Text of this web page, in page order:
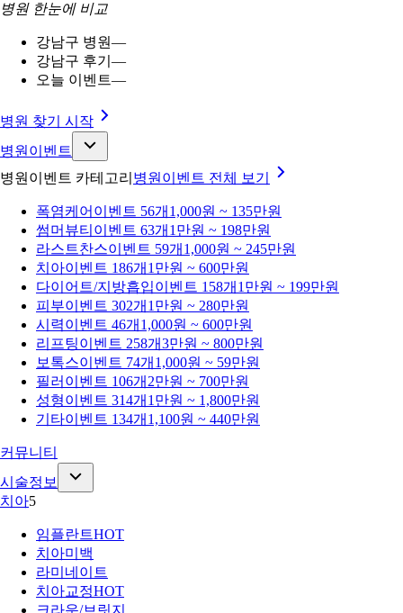
병원 한눈에 비교
강남구 병원—
강남구 후기 —
오늘 이벤트—
병원 찾기 시작
병원이벤트
병원이벤트 카테고리 병원이벤트 전체 보기
폭염케어 이벤트 56개 1,000원 ~ 135만원
썸머뷰티 이벤트 63개 1만원 ~ 198만원
라스트찬스이벤트 59개 1,000원 ~ 245만원
치아이벤트 186개 1만원 ~ 600만원
다이어트/지방흡입이벤트 158개 1만원 ~ 199만원
피부이벤트 302개 1만원 ~ 280만원
시력이벤트 46개 1,000원 ~ 600만원
리프팅이벤트 258개3만원 ~ 800만원
보톡스이벤트 74개 1,000원 ~ 59만원
필러 이벤트 106개 2만원 ~ 700만원
성형이벤트 314개 1만원 ~ 1,800만원
기타이벤트 134개 1,100원 ~ 440만원
커뮤니티
시술정보
치아5
임플란트HOT
치아미백
라미네이트
치아교정HOT
크라운/브릿지